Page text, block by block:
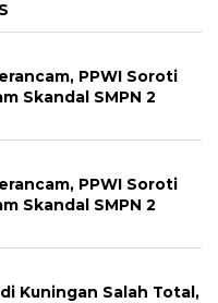
PPWI Soroti
Skandal SMPN 2
PPWI Soroti
Skandal SMPN 2
Kuningan Salah Total,